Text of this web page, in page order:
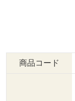
商品コード